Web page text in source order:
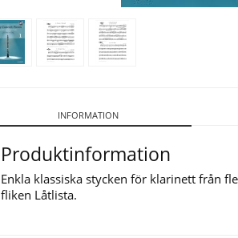
INFORMATION
Produktinformation
Enkla klassiska stycken för klarinett från
fliken Låtlista.